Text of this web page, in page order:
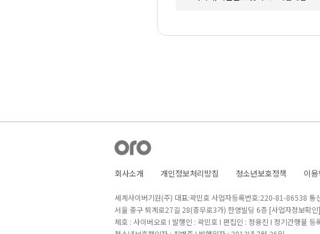
회사소개 개인정보처리방침 청소년보호정책 이
세계사이버기원(주) 대표:곽민호 사업자등록번호:220-81-86538
서울 중구 퇴계로27길 28(충무로3가) 한영빌딩 6층 [사업자정보확인]
제호 : 사이버오로 I 발행인 : 곽민호 I 편집인 : 정용진 I 정기간행물